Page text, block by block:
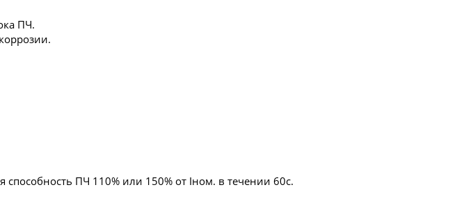
ПЧ.
способность ПЧ 110% или 150% от Iном. в течении 60с.